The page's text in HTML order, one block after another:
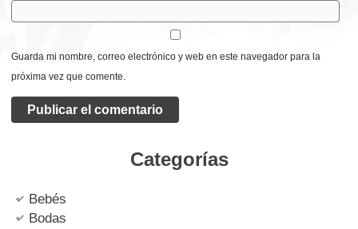
Guarda mi nombre, correo electrónico y web en este navegador para la
próxima vez que comente.
Categorías
Bebés
Bodas